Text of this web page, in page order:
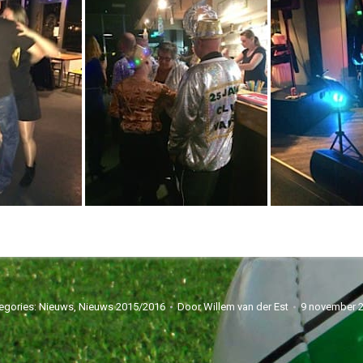
Nieuws,Nieuws 2015/2016 DoorWillem van der Est 9 november